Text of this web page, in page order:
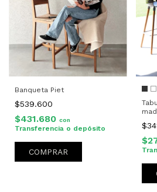
Banqueta Piet
$539.600
$431.680 con
Transferencia o depósito
COMPRAR